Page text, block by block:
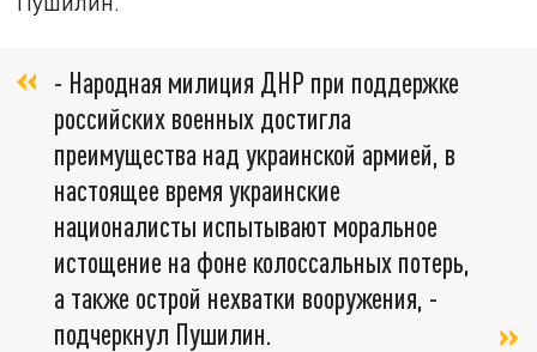
- Народная милиция ДНР при поддержке
российских военных достигла
преимущества над украинской армией, в
настоящее время украинские
националисты испытывают моральное
истощение на фоне колоссальных потерь,
а также острой нехватки вооружения, -
подчеркнул Пушилин.